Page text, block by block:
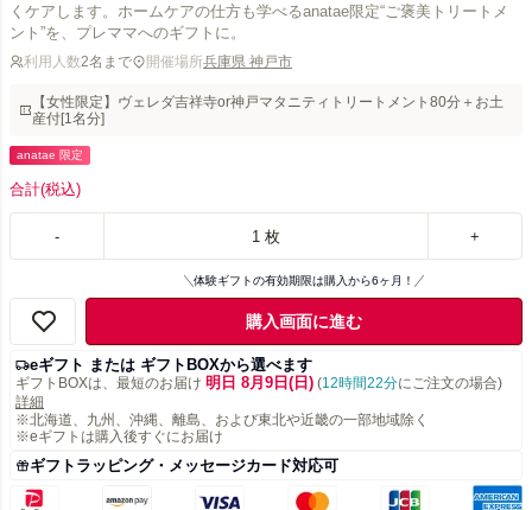
くケアします。ホームケアの仕方も学べるanatae限定“ご褒美トリートメ
ント”を、プレママへのギフトに。
利用人数2名まで 開催場所兵庫県 神戸市
【女性限定】ヴェレダ吉祥寺or神戸マタニティトリートメント80分＋お土
産付[1名分]
anatae 限定
合計(税込)
- 1 枚 +
体験ギフトの有効期限は購入から6ヶ月！
購入画面に進む
eギフト または ギフトBOXから選べます
ギフトBOXは、最短のお届け 明日 8月9日(日) (12時間22分にご注文の場合)
詳細
※北海道、九州、沖縄、離島、および東北や近畿の一部地域除く
※eギフトは購入後すぐにお届け
ギフトラッピング・メッセージカード対応可